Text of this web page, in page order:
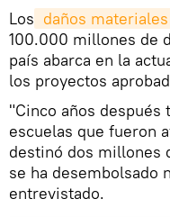
Los daños materiales
100.000 millones de
país abarca en la
los proyectos
"Cinco años
escuelas que fueron
destinó dos millones
se ha desembolsado
entrevistado.